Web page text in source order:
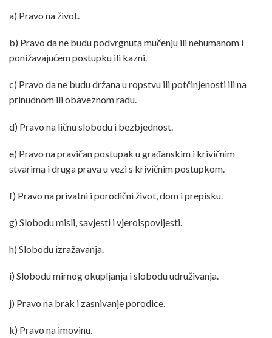
a) Pravo na život.
b) Pravo da ne budu podvrgnuta mučenju ili nehumanom i
ponižavajućem postupku ili kazni.
c) Pravo da ne budu držana u ropstvu ili potčinjenosti ili na
prinudnom ili obaveznom radu.
d) Pravo na ličnu slobodu i bezbjednost.
e) Pravo na pravičan postupak u građanskim i krivičnim
stvarima i druga prava u vezi s krivičnim postupkom.
f) Pravo na privatni i porodični život, dom i prepisku.
g) Slobodu misli, savjesti i vjeroispovijesti.
h) Slobodu izražavanja.
i) Slobodu mirnog okupljanja i slobodu udruživanja.
j) Pravo na brak i zasnivanje porodice.
k) Pravo na imovinu.